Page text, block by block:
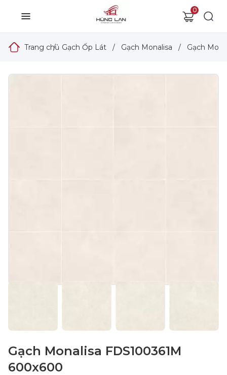
0
Trang chủ
/ Gạch Ốp Lát / Gạch Monalisa / Gạch
Gạch Monalisa FDS100361M
600x600